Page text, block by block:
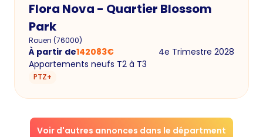
Flora Nova - Quartier Blossom
Park
Rouen (76000)
À partir de142083€
4e Trimestre 2028
Appartements neufs T2 à T3
PTZ+
Voir d'autres annonces dans le départment